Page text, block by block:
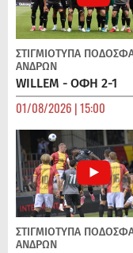
ΣΤΙΓΜΙΟΤΥΠΑ
ΑΝΔΡΏΝ
WILLEM - ΟΦΗ 2-1
01/08/2026 | 15:00
ΣΤΙΓΜΙΟΤΥΠΑ
ΑΝΔΡΏΝ